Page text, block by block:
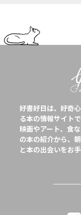
好書好日は、好奇
る本の情報サイトで
映画やアート、食
の本の紹介から、
と本の出会いをお手